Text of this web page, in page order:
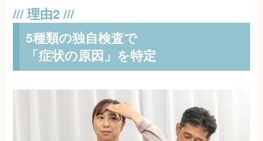
5種類の独自検査で
「症状の原因」を特定